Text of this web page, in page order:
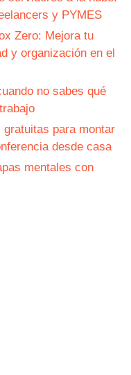
y PYMES
Zero: Mejora tu
y organización en el
no sabes qué
gratuitas para montar
desde casa
mentales con